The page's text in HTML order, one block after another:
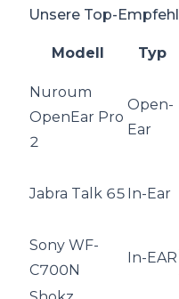
Unsere Top-
Modell Typ
Nuroum
OpenEar Pro
2
Open-
Ear
Jabra Talk 65 In-Ear
Sony WF-
C700N
In-EAR